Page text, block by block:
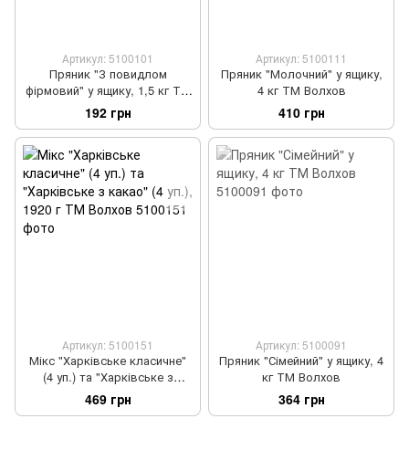
Артикул: 5100101
Пряник "З повидлом
фірмовий" у ящику, 1,5 кг ТМ
Волхов
192 грн
Артикул: 5100111
Пряник "Молочний" у ящику,
4 кг ТМ Волхов
410 грн
Артикул: 5100151
Мікс "Харківське класичне"
(4 уп.) та "Харківське з
какао" (4 уп.), 1920 г ТМ
Волхов
469 грн
Артикул: 5100091
Пряник "Сімейний" у ящику, 4
кг ТМ Волхов
364 грн